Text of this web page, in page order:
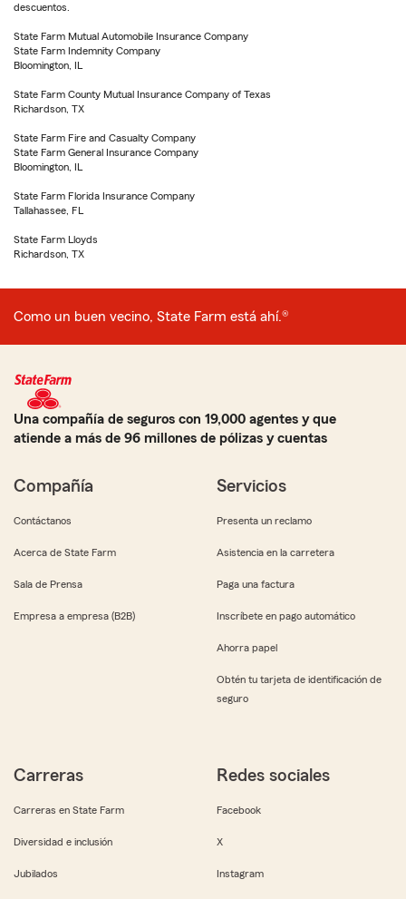
descuentos.
State Farm Mutual Automobile Insurance Company
State Farm Indemnity Company
Bloomington, IL
State Farm County Mutual Insurance Company of Texas
Richardson, TX
State Farm Fire and Casualty Company
State Farm General Insurance Company
Bloomington, IL
State Farm Florida Insurance Company
Tallahassee, FL
State Farm Lloyds
Richardson, TX
Como un buen vecino, State Farm está ahí.®
Una compañía de seguros con 19,000 agentes y que
atiende a más de 96 millones de pólizas y cuentas
Compañía
Contáctanos
Acerca de State Farm
Sala de Prensa
Empresa a empresa (B2B)
Servicios
Presenta un reclamo
Asistencia en la carretera
Paga una factura
Inscríbete en pago automático
Ahorra papel
Obtén tu tarjeta de identificación de
seguro
Carreras
Carreras en State Farm
Diversidad e inclusión
Jubilados
Redes sociales
Facebook
X
Instagram